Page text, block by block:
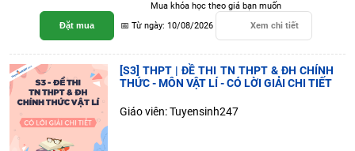
Đặt mua
Mua khóa học theo giá bạn muốn
📅 Từ ngày: 10/08/2026
Xem chi tiết
[S3] THPT | ĐỀ THI TN THPT & ĐH CHÍNH
THỨC - MÔN VẬT LÍ - CÓ LỜI GIẢI CHI TIẾT
Giáo viên: Tuyensinh247